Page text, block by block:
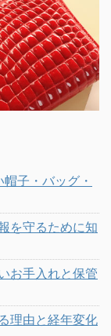
子・バッグ・
を守るために知
お手入れと保管
理由と経年変化